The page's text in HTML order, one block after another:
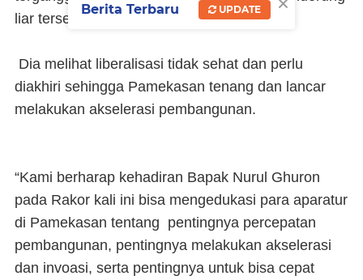
liar tersebut.
Dia melihat liberalisasi tidak sehat dan perlu
diakhiri sehingga Pamekasan tenang dan lancar
melakukan akselerasi pembangunan.
“Kami berharap kehadiran Bapak Nurul Ghuron
pada Rakor kali ini bisa mengedukasi para aparatur
di Pamekasan tentang pentingnya percepatan
pembangunan, pentingnya melakukan akselerasi
dan invoasi, serta pentingnya untuk bisa cepat
Berita Terbaru UPDATE